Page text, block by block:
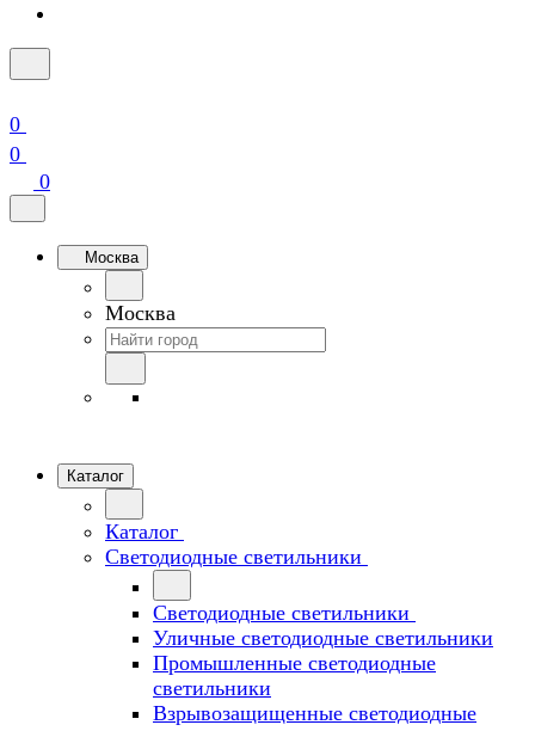
0
0
0
Москва
Москва
Каталог
Каталог
Светодиодные светильники
Светодиодные светильники
Уличные светодиодные светильники
Промышленные светодиодные
светильники
Взрывозащищенные светодиодные